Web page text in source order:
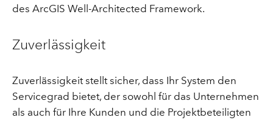
des ArcGIS Well-Architected Framework.
Zuverlässigkeit
Zuverlässigkeit stellt sicher, dass Ihr System den
Servicegrad bietet, der sowohl für das Unternehmen
als auch für Ihre Kunden und die Projektbeteiligten